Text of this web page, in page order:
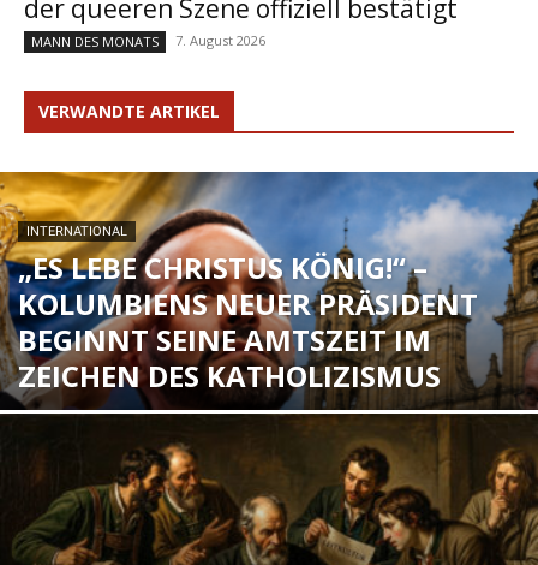
der queeren Szene offiziell bestätigt
MANN DES MONATS 7. August 2026
VERWANDTE ARTIKEL
INTERNATIONAL
„ES LEBE CHRISTUS KÖNIG!“ –
KOLUMBIENS NEUER PRÄSIDENT
BEGINNT SEINE AMTSZEIT IM
ZEICHEN DES KATHOLIZISMUS